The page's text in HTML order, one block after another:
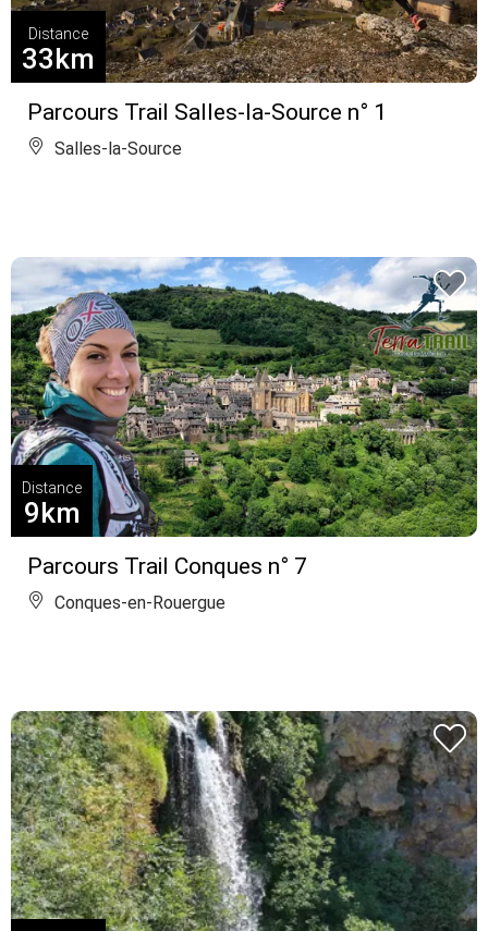
Parcours Trail Salles-la-Source n° 1
Distance
33km
Salles-la-Source
Parcours Trail Conques n° 7
Distance
9km
Conques-en-Rouergue